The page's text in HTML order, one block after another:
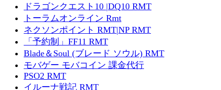
ドラゴンクエスト10 |DQ10 RMT
トーラムオンライン Rmt
ネクソンポイント RMT|NP RMT
「予約制」FF11 RMT
Blade＆Soul (ブレード ソウル) RMT
モバゲー モバコイン 課金代行
PSO2 RMT
イルーナ戦記 RMT